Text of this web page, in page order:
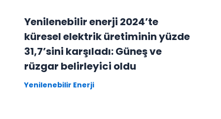
Yenilenebilir enerji 2024’te
küresel elektrik üretiminin yüzde
31,7’sini karşıladı: Güneş ve
rüzgar belirleyici oldu
Yenilenebilir Enerji